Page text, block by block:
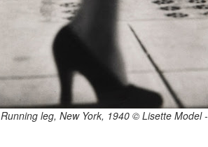
Running leg, New York, 1940 © Lisette Model -